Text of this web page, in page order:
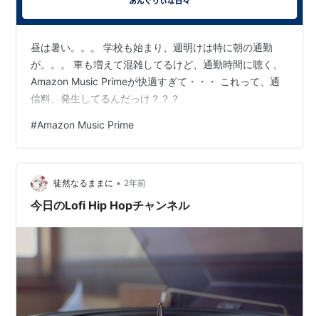
昼は暑い。。。 学校も始まり、週明けは特に朝の通勤
が。。。 車も増えて混雑してるけど、通勤時間に聴く、
Amazon Music Primeが快適すぎて・・・ これって、通
信料、発生してるんだっけ？？？
#Amazon Music Prime
徒然なるままに • 2年前
今日のLofi Hip Hopチャンネル